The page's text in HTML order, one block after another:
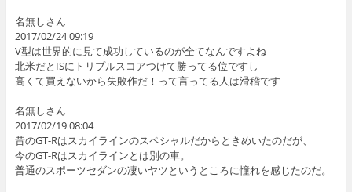
名無しさん
2017/02/24 09:19
V型は世界的に見て成功しているのが全てなんですよね
北米だとISにトリプルスコアつけて勝ってる位ですし
高くて買えないから失敗作だ！って言ってる人は滑稽です
名無しさん
2017/02/19 08:04
昔のGT-Rはスカイラインのスペシャルだからときめいたのだが、
今のGT-Rはスカイラインとは別の車。
普通のスポーツセダンの凄いヤツというところに憧れを感じたのだ。